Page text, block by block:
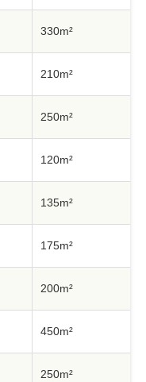
330m²
210m²
250m²
120m²
135m²
175m²
200m²
450m²
250m²